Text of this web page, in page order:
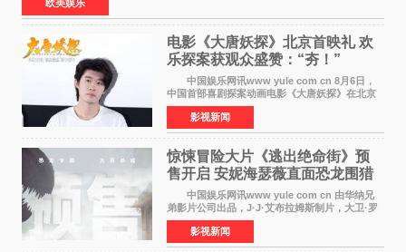
欧美娱乐
电影《大唐妖探》北京首映礼 欢
乐探案获观众盛赞：“夯！”
中国娱乐网讯www yule com cn 8月6日，
中国首部喜剧探案动画电影《大唐妖探》在北京
举办电影首映礼。导演程腾、联合导演黄珉、总
制片人曹紫建、制片人李莹莹，配音导演张喆，
对白指导程寅，领
影视新闻
惊悚冒险大片《逃出绝命街》预
售开启 安妮海瑟薇直面恐龙围猎
中国娱乐网讯www yule com cn 由华纳兄
弟影片公司出品，J·J·艾布拉姆斯制片，大卫·罗
伯特·米切尔执导，好莱坞巨星安妮·海瑟薇和伊万
·麦克格雷格领衔主演的2026暑期惊悚冒险大片
《逃出绝
影视新闻